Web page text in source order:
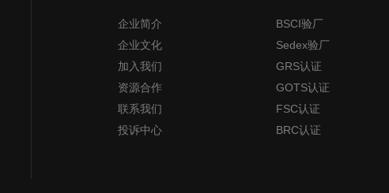
企业简介
企业文化
加入我们
资源合作
联系我们
投诉中心
BSCI验厂
Sedex验厂
GRS认证
GOTS认证
FSC认证
BRC认证